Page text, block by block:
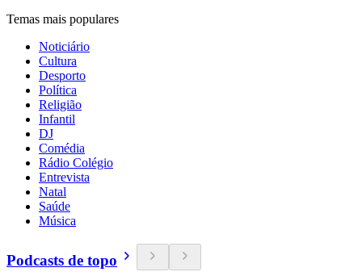
Temas mais populares
Noticiário
Cultura
Desporto
Política
Religião
Infantil
DJ
Comédia
Rádio Colégio
Entrevista
Natal
Saúde
Música
Podcasts de topo